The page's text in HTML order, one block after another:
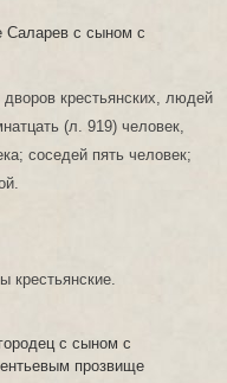
Саларев с сыном с
крестьянских, людей
(л. 919) человек,
соседей пять человек;
крестьянские.
с сыном с
прозвище